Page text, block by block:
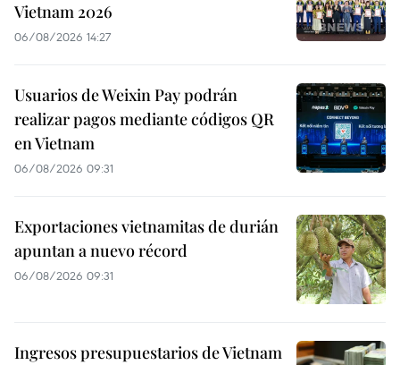
Vietnam 2026
06/08/2026 14:27
Usuarios de Weixin Pay podrán
realizar pagos mediante códigos QR
en Vietnam
06/08/2026 09:31
Exportaciones vietnamitas de durián
apuntan a nuevo récord
06/08/2026 09:31
Ingresos presupuestarios de Vietnam